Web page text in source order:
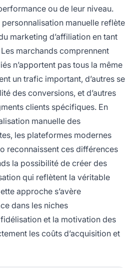
ou de leur niveau.
manuelle reflète
marketing d’affiliation en tant
marchands comprennent
n’apportent pas tous la même
un trafic important, d’autres se
des conversions, et d’autres
clients spécifiques. En
manuelle des
les plateformes modernes
reconnaissent ces différences
la possibilité de créer des
qui reflètent la véritable
approche s’avère
dans les niches
et la motivation des
les coûts d’acquisition et